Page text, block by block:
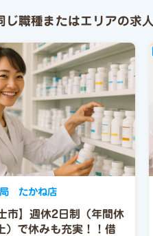
じ職種またはエリアの求人
市】週休2日制（年間休
）で休みも充実！！借
局 たかね店